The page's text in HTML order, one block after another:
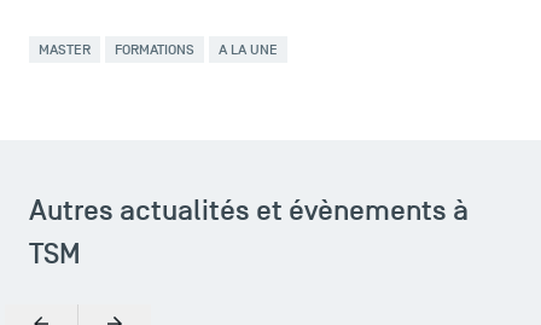
Logos et identité graphique
MASTER FORMATIONS A LA UNE
Autres actualités et évènements à
TSM